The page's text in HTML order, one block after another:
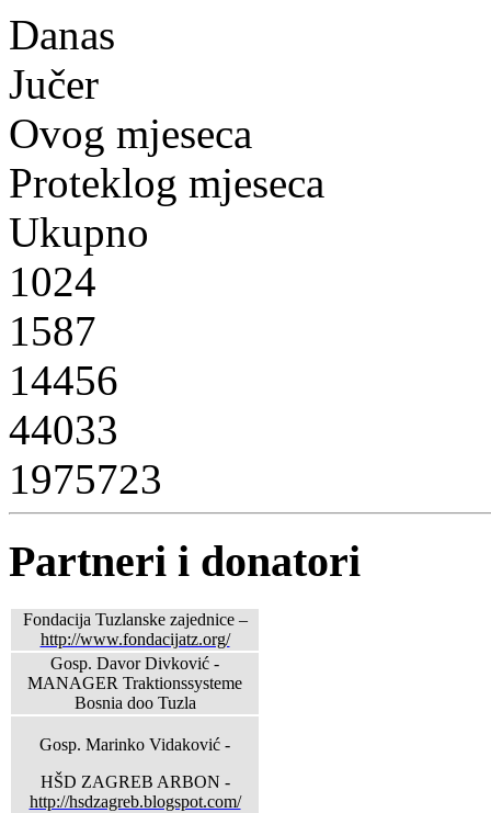
Danas
Jučer
Ovog mjeseca
Proteklog mjeseca
Ukupno
1024
1587
14456
44033
1975723
Partneri i donatori
Fondacija Tuzlanske zajednice –
http://www.fondacijatz.org/
Gosp. Davor Divković -
MANAGER Traktionssysteme
Bosnia doo Tuzla
Gosp. Marinko Vidaković -
HŠD ZAGREB ARBON -
http://hsdzagreb.blogspot.com/